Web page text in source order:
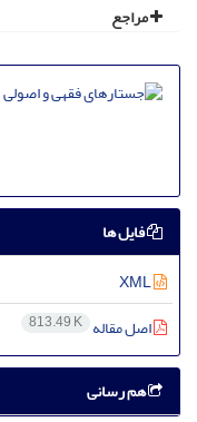
مراجع
فایل ها
اصل مقاله 813.49 K
هم رسانی